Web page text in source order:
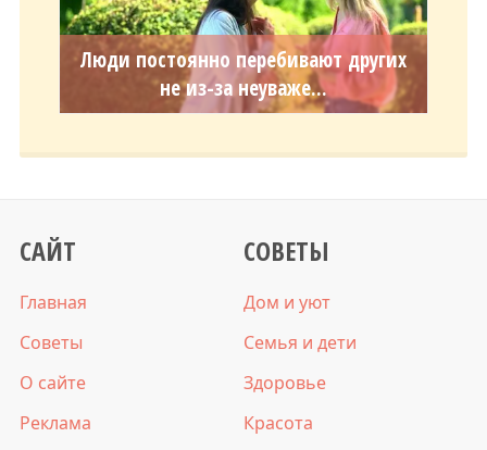
Люди постоянно перебивают других
не из-за неуваже...
САЙТ
Главная
Советы
О сайте
Реклама
СОВЕТЫ
Дом и уют
Семья и дети
Здоровье
Красота